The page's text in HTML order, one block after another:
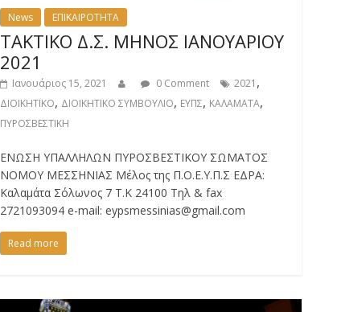
News ΕΠΙΚΑΙΡΟΤΗΤΑ
ΤΑΚΤΙΚΟ Δ.Σ. ΜΗΝΟΣ ΙΑΝΟΥΑΡΙΟΥ
2021
Ιανουάριος 15, 2021 0 Comment 2021 ,
ΔΙΟΙΚΗΤΙΚΟ, ΔΙΟΙΚΗΤΙΚΟ ΣΥΜΒΟΥΛΙΟ, ΕΥΠΣ, ΚΑΛΑΜΑΤΑ,
ΠΥΡΟΣΒΕΣΤΙΚΗ
ΕΝΩΣΗ ΥΠΑΛΛΗΛΩΝ ΠΥΡΟΣΒΕΣΤΙΚΟΥ ΣΩΜΑΤΟΣ
ΝΟΜΟΥ ΜΕΣΣΗΝΙΑΣ Μέλος της Π.Ο.Ε.Υ.Π.Σ ΕΔΡΑ:
Καλαμάτα Σόλωνος 7 Τ.Κ 24100 Τηλ & fax
2721093094 e-mail: eypsmessinias@gmail.com
Read more